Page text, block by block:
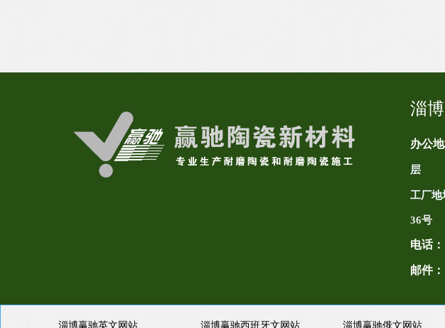
淄
办公地
层
工厂地
36号
电话：
邮件
淄博赢驰英文网站 淄博赢驰西班牙文网站 淄博赢驰俄文网站